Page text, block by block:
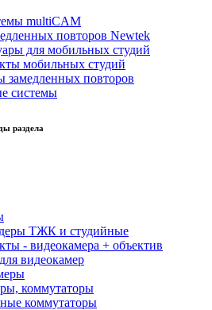
multiCAM
повторов Newtek
для мобильных студий
мобильных студий
замедленных повторов
системы
раздела
ТЖК и студийные
- видеокамера + объектив
видеокамер
коммутаторы
коммутаторы